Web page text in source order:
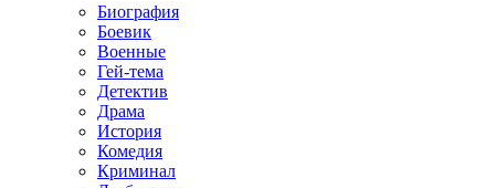
Биография
Боевик
Военные
Гей-тема
Детектив
Драма
История
Комедия
Криминал